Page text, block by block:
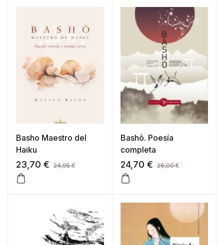
Basho Maestro del
Haiku
23,70 € 24,95€
Bashô. Poesía
completa
24,70 € 26,00€